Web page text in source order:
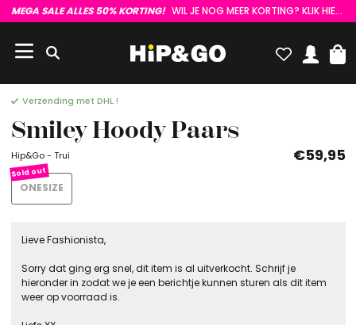
MEGA SALE ALLES 50% KORTING! WIL JE NOG MEER KORTING? KLIK HIER :)
Verzending met DHL !
Smiley Hoody Paars
Hip&Go - Trui €59,95
ONESIZE
Lieve Fashionista,
Sorry dat ging erg snel, dit item is al uitverkocht. Schrijf je
hieronder in zodat we je een berichtje kunnen sturen als dit item
weer op voorraad is.